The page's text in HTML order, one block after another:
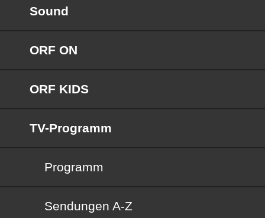
Sound
ORF ON
ORF KIDS
TV-Programm
Programm
Sendungen von A bis Z
Sendungen A-Z